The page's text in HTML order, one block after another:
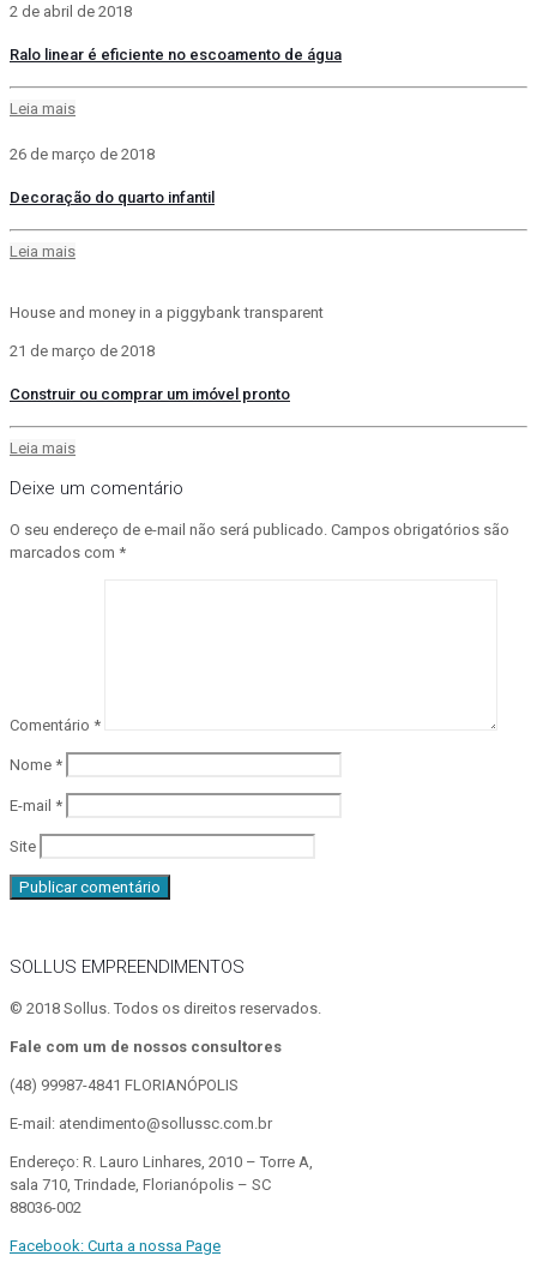
2 de abril de 2018
Ralo linear é eficiente no escoamento de água
Leia mais
26 de março de 2018
Decoração do quarto infantil
Leia mais
House and money in a piggybank transparent
21 de março de 2018
Construir ou comprar um imóvel pronto
Leia mais
Deixe um comentário
O seu endereço de e-mail não será publicado. Campos obrigatórios são
marcados com *
Comentário *
Nome *
E-mail *
Site
SOLLUS EMPREENDIMENTOS
© 2018 Sollus. Todos os direitos reservados.
Fale com um de nossos consultores
(48) 99987-4841 FLORIANÓPOLIS
E-mail: atendimento@sollussc.com.br
Endereço: R. Lauro Linhares, 2010 – Torre A,
sala 710, Trindade, Florianópolis – SC
88036-002
Facebook: Curta a nossa Page